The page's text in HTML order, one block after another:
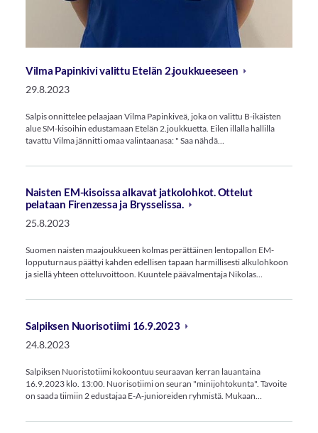
Vilma Papinkivi valittu Etelän 2.joukkueeseen
29.8.2023
Salpis onnittelee pelaajaan Vilma Papinkiveä, joka on valittu B-ikäisten
alue SM-kisoihin edustamaan Etelän 2.joukkuetta. Eilen illalla hallilla
tavattu Vilma jännitti omaa valintaanasa: " Saa nähdä…
Naisten EM-kisoissa alkavat jatkolohkot. Ottelut
pelataan Firenzessa ja Brysselissa.
25.8.2023
Suomen naisten maajoukkueen kolmas perättäinen lentopallon EM-
lopputurnaus päättyi kahden edellisen tapaan harmillisesti alkulohkoon
ja siellä yhteen otteluvoittoon. Kuuntele päävalmentaja Nikolas…
Salpiksen Nuorisotiimi 16.9.2023
24.8.2023
Salpiksen Nuoristotiimi kokoontuu seuraavan kerran lauantaina
16.9.2023 klo. 13:00. Nuorisotiimi on seuran "minijohtokunta". Tavoite
on saada tiimiin 2 edustajaa E-A-junioreiden ryhmistä. Mukaan…